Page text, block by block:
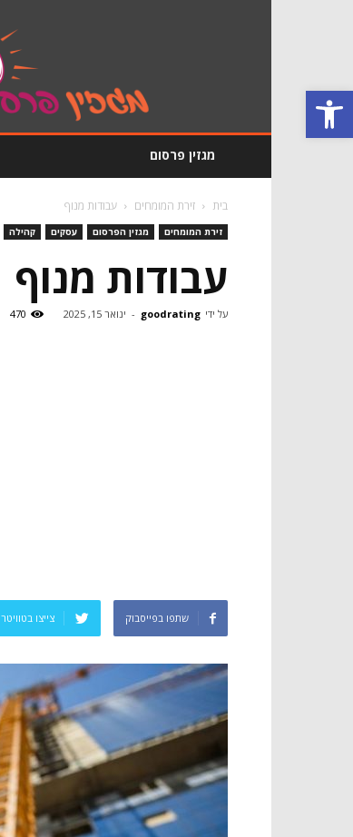
פתח סרגל נגישות
מגזין פרסום
בית זירת המומחים עבודות מנוף
זירת המומחים מגזין הפרסום עסקים קהילה
עבודות מנוף
על ידי goodrating
- ינואר 15, 2025 470
שתפו בפייסבוק צייצו בטוויטר